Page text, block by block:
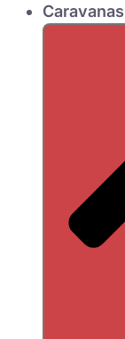
Caravanas